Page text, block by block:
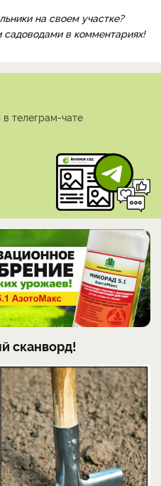
на своем участке?
в комментариях!
телеграм-чате
сканворд!